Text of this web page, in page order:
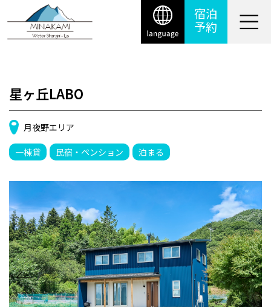
宿泊
予約
星ヶ丘LABO
月夜野エリア
一棟貸 民宿・ペンション 泊まる